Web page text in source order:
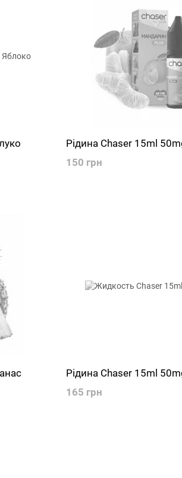
Рідина Chaser 15ml
150 грн
Рідина Chaser 15ml
165 грн